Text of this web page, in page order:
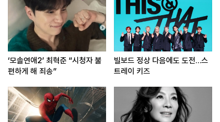
‘모솔연애2’ 최혁준 “시청자 불
편하게 해 죄송”
빌보드 정상 다음에도 도전…스
트레이 키즈